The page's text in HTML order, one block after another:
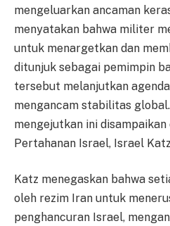
mengeluarkan ancaman
menyatakan bahwa militer
untuk menargetkan dan
ditunjuk sebagai pemimpin
tersebut melanjutkan
mengancam stabilitas
mengejutkan ini
Pertahanan Israel, Israel
Katz menegaskan bahwa
oleh rezim Iran untuk
penghancuran Israel,